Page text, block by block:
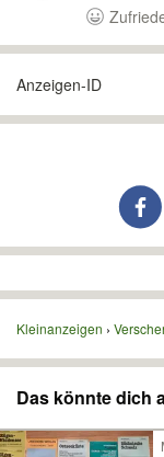
Anzeigen-ID
Kleinanzeigen
Das könnte dich